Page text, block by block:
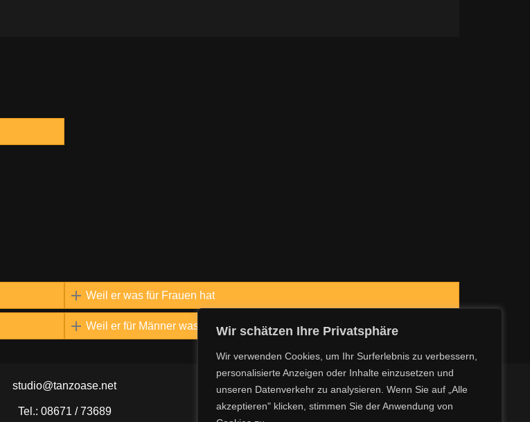
Wir schätzen Ihre Privatsphäre
Wir verwenden Cookies, um Ihr Surferlebnis zu verbessern,
personalisierte Anzeigen oder Inhalte einzusetzen und
unseren Datenverkehr zu analysieren. Wenn Sie auf „Alle
akzeptieren" klicken, stimmen Sie der Anwendung von
Weil er was für Frauen hat
Weil er für Männer was hat
studio@tanzoase.net
Tel.: 08671 / 73689
Kontakt
Über uns